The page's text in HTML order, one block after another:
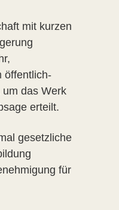
mit kurzen
öffentlich-
das Werk
erteilt.
gesetzliche
für